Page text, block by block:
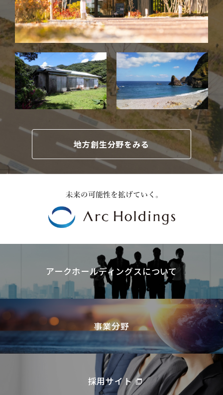
地方創生分野をみる
アークホールディングスについて
事業分野
採用サイト